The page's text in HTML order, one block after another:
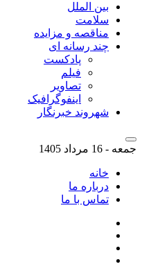
بین الملل
سلامت
مناقصه و مزایده
چند رسانه ای
پادکست
فیلم
تصاویر
اینفوگرافیک
شهروند خبرنگار
جمعه - 16 مرداد 1405
خانه
درباره ما
تماس با ما